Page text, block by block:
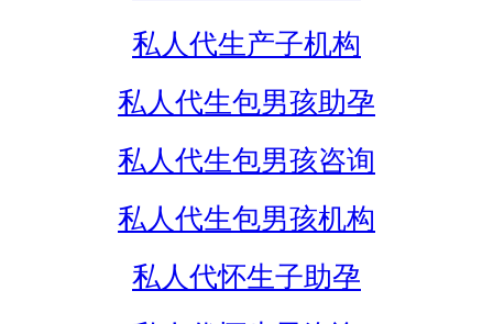
私人代生产子机构
私人代生包男孩助孕
私人代生包男孩咨询
私人代生包男孩机构
私人代怀生子助孕